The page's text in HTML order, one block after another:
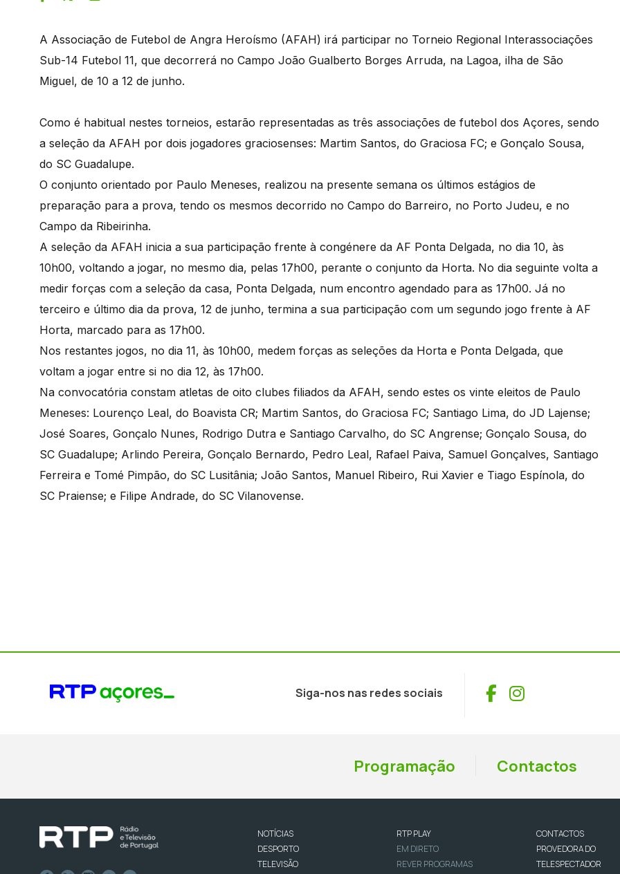
A Associação de Futebol de Angra Heroísmo (AFAH) irá participar no Torneio Regional Interassociações
Sub-14 Futebol 11, que decorrerá no Campo João Gualberto Borges Arruda, na Lagoa, ilha de São
Miguel, de 10 a 12 de junho.
Como é habitual nestes torneios, estarão representadas as três associações de futebol dos Açores, sendo
a seleção da AFAH por dois jogadores graciosenses: Martim Santos, do Graciosa FC; e Gonçalo Sousa,
do SC Guadalupe.
O conjunto orientado por Paulo Meneses, realizou na presente semana os últimos estágios de
preparação para a prova, tendo os mesmos decorrido no Campo do Barreiro, no Porto Judeu, e no
Campo da Ribeirinha.
A seleção da AFAH inicia a sua participação frente à congénere da AF Ponta Delgada, no dia 10, às
10h00, voltando a jogar, no mesmo dia, pelas 17h00, perante o conjunto da Horta. No dia seguinte volta a
medir forças com a seleção da casa, Ponta Delgada, num encontro agendado para as 17h00. Já no
terceiro e último dia da prova, 12 de junho, termina a sua participação com um segundo jogo frente à AF
Horta, marcado para as 17h00.
Nos restantes jogos, no dia 11, às 10h00, medem forças as seleções da Horta e Ponta Delgada, que
voltam a jogar entre si no dia 12, às 17h00.
Na convocatória constam atletas de oito clubes filiados da AFAH, sendo estes os vinte eleitos de Paulo
Meneses: Lourenço Leal, do Boavista CR; Martim Santos, do Graciosa FC; Santiago Lima, do JD Lajense;
José Soares, Gonçalo Nunes, Rodrigo Dutra e Santiago Carvalho, do SC Angrense; Gonçalo Sousa, do
SC Guadalupe; Arlindo Pereira, Gonçalo Bernardo, Pedro Leal, Rafael Paiva, Samuel Gonçalves, Santiago
Ferreira e Tomé Pimpão, do SC Lusitânia; João Santos, Manuel Ribeiro, Rui Xavier e Tiago Espínola, do
SC Praiense; e Filipe Andrade, do SC Vilanovense.
Siga-nos nas redes sociais Facebook
Instagram
Programação Contactos
NOTÍCIAS
DESPORTO
TELEVISÃO
RTP PLAY
EM DIRETO
REVER PROGRAMAS
CONTACTOS
PROVEDORA DO
TELESPECTADOR